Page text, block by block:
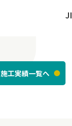
施工実績一覧へ